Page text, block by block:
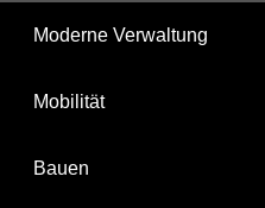
Moderne Verwaltung
Mobilität
Bauen